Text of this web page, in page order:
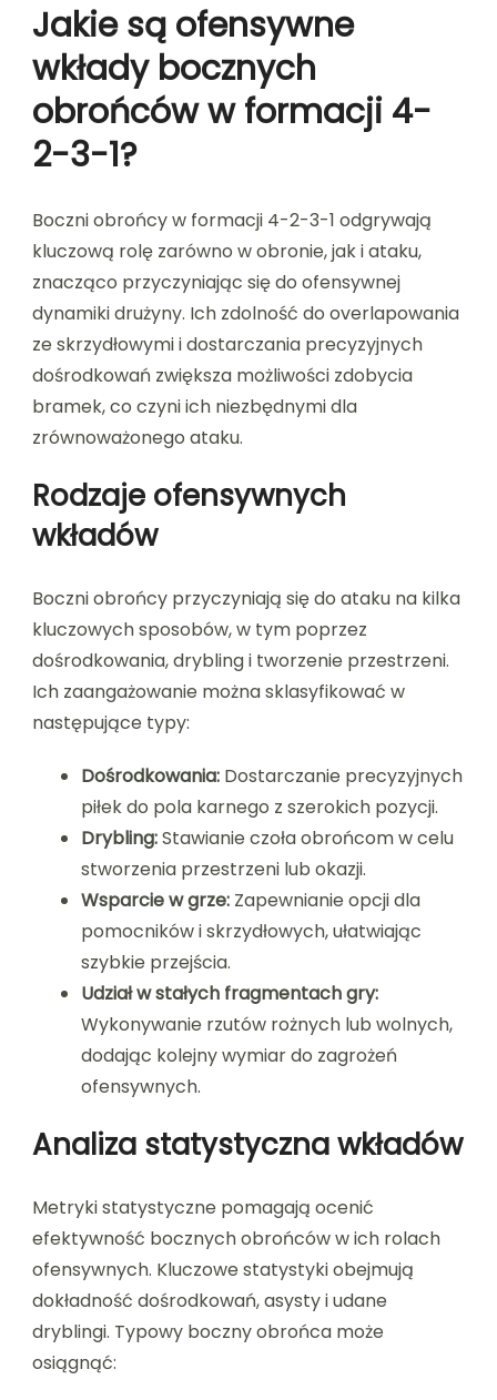
Jakie są ofensywne
wkłady bocznych
obrońców w formacji 4-
2-3-1?
Boczni obrońcy w formacji 4-2-3-1 odgrywają
kluczową rolę zarówno w obronie, jak i ataku,
znacząco przyczyniając się do ofensywnej
dynamiki drużyny. Ich zdolność do overlapowania
ze skrzydłowymi i dostarczania precyzyjnych
dośrodkowań zwiększa możliwości zdobycia
bramek, co czyni ich niezbędnymi dla
zrównoważonego ataku.
Rodzaje ofensywnych
wkładów
Boczni obrońcy przyczyniają się do ataku na kilka
kluczowych sposobów, w tym poprzez
dośrodkowania, drybling i tworzenie przestrzeni.
Ich zaangażowanie można sklasyfikować w
następujące typy:
Dośrodkowania: Dostarczanie precyzyjnych
piłek do pola karnego z szerokich pozycji.
Drybling:Stawianie czoła obrońcom w celu
stworzenia przestrzeni lub okazji.
Wsparcie w grze: Zapewnianie opcji dla
pomocników i skrzydłowych, ułatwiając
szybkie przejścia.
Udział w stałych fragmentach gry:
Wykonywanie rzutów rożnych lub wolnych,
dodając kolejny wymiar do zagrożeń
ofensywnych.
Analiza statystyczna wkładów
Metryki statystyczne pomagają ocenić
efektywność bocznych obrońców w ich rolach
ofensywnych. Kluczowe statystyki obejmują
dokładność dośrodkowań, asysty i udane
dryblingi. Typowy boczny obrońca może
osiągnąć: